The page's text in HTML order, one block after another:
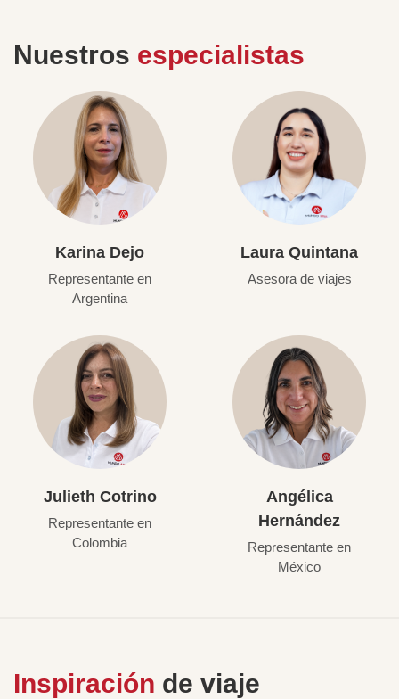
Nuestros especialistas
Karina Dejo
Representante en
Argentina
Laura Quintana
Asesora de viajes
Julieth Cotrino
Representante en
Colombia
Angélica
Hernández
Representante en
México
Inspiración de viaje